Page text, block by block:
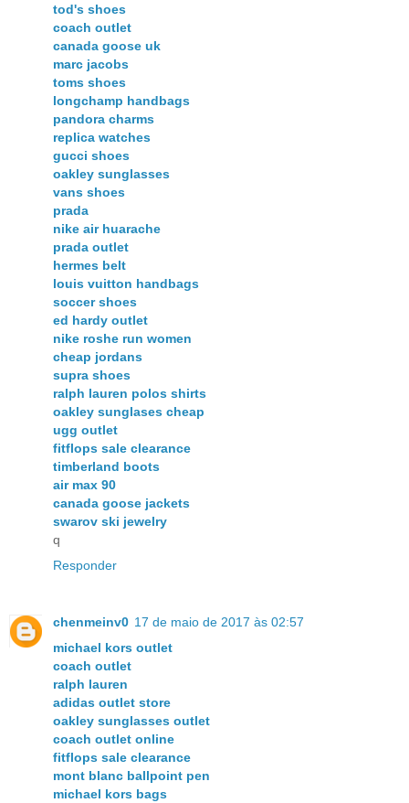
tod's shoes
coach outlet
canada goose uk
marc jacobs
toms shoes
longchamp handbags
pandora charms
replica watches
gucci shoes
oakley sunglasses
vans shoes
prada
nike air huarache
prada outlet
hermes belt
louis vuitton handbags
soccer shoes
ed hardy outlet
nike roshe run women
cheap jordans
supra shoes
ralph lauren polos shirts
oakley sunglases cheap
ugg outlet
fitflops sale clearance
timberland boots
air max 90
canada goose jackets
swarov ski jewelry
q
Responder
chenmeinv0 17 de maio de 2017 às 02:57
michael kors outlet
coach outlet
ralph lauren
adidas outlet store
oakley sunglasses outlet
coach outlet online
fitflops sale clearance
mont blanc ballpoint pen
michael kors bags